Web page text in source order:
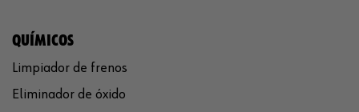
QUÍMICOS
Limpiador de frenos
Eliminador de óxido